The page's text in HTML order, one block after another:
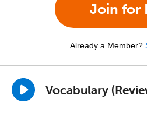
Join for
Already a Member?
Vocabulary